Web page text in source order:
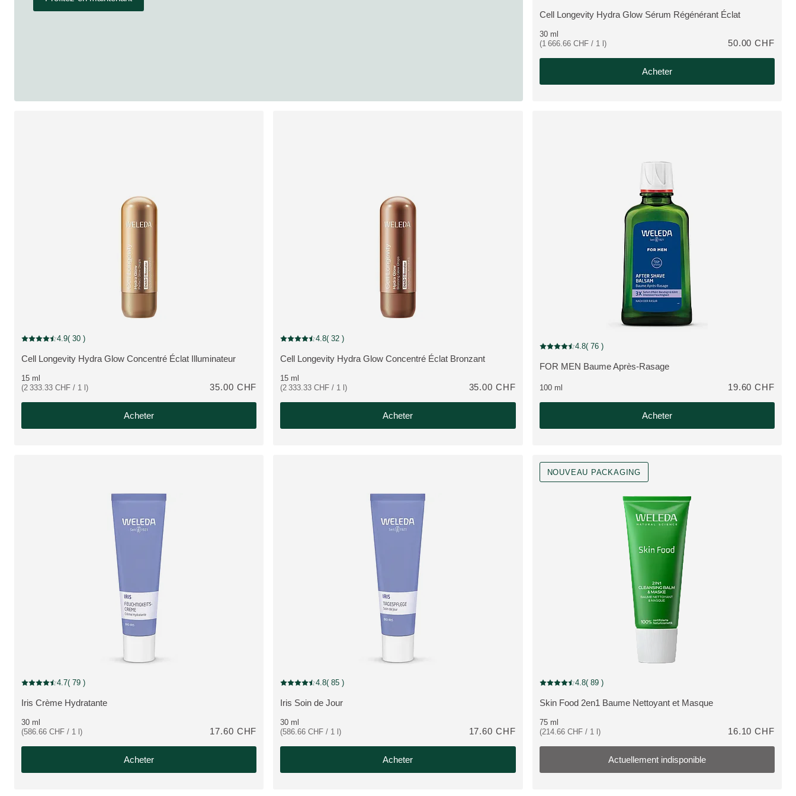
PLUS:
Cell Longevity Hydra Glow Sérum Régénérant Éclat
30 ml
(1 666.66 CHF / 1 l)
50.00 CHF
Acheter
PLUS:
Cell Longevity Hydra Glow Concentré Éclat Illuminateur
Note actuelle : 4.9 sur 5 étoiles Noté par 30 clients
4.9( 30 )
15 ml
(2 333.33 CHF / 1 l)
35.00 CHF
Acheter
PLUS:
Cell Longevity Hydra Glow Concentré Éclat Bronzant
Note actuelle : 4.8 sur 5 étoiles Noté par 32 clients
4.8( 32 )
15 ml
(2 333.33 CHF / 1 l)
35.00 CHF
Acheter
PLUS:
FOR MEN Baume Après-Rasage
Note actuelle : 4.8 sur 5 étoiles Noté par 76 clients
4.8( 76 )
100 ml 19.60 CHF
Acheter
PLUS:
Iris Crème Hydratante
Note actuelle : 4.7 sur 5 étoiles Noté par 79 clients
4.7( 79 )
30 ml
(586.66 CHF / 1 l)
17.60 CHF
Acheter
PLUS:
Iris Soin de Jour
Note actuelle : 4.8 sur 5 étoiles Noté par 85 clients
4.8( 85 )
30 ml
(586.66 CHF / 1 l)
17.60 CHF
Acheter
NOUVEAU PACKAGING
Nouveau Packaging, Actuellement indisponible
PLUS:
Skin Food 2en1 Baume Nettoyant et Masque
Note actuelle : 4.8 sur 5 étoiles Noté par 89 clients
4.8( 89 )
75 ml
(214.66 CHF / 1 l)
16.10 CHF
Actuellement indisponible